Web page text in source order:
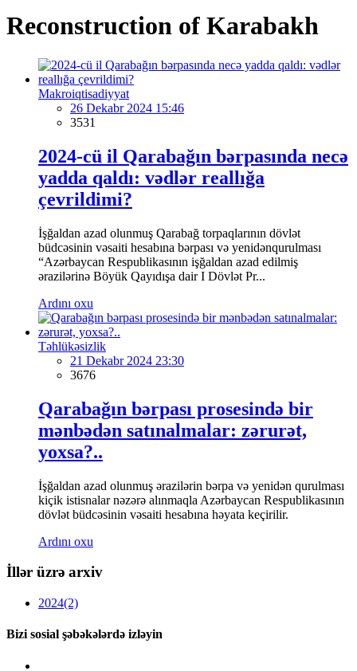
Reconstruction of Karabakh
Makroiqtisadiyyat
26 Dekabr 2024 15:46
3531
2024-cü il Qarabağın bərpasında necə
yadda qaldı: vədlər reallığa
çevrildimi?
İşğaldan azad olunmuş Qarabağ torpaqlarının dövlət
büdcəsinin vəsaiti hesabına bərpası və yenidənqurulması
“Azərbaycan Respublikasının işğaldan azad edilmiş
ərazilərinə Böyük Qayıdışa dair I Dövlət Pr...
Ardını oxu
Təhlükəsizlik
21 Dekabr 2024 23:30
3676
Qarabağın bərpası prosesində bir
mənbədən satınalmalar: zərurət,
yoxsa?..
İşğaldan azad olunmuş ərazilərin bərpa və yenidən qurulması
kiçik istisnalar nəzərə alınmaqla Azərbaycan Respublikasının
dövlət büdcəsinin vəsaiti hesabına həyata keçirilir.
Ardını oxu
İllər üzrə arxiv
2024(2)
Bizi sosial şəbəkələrdə izləyin